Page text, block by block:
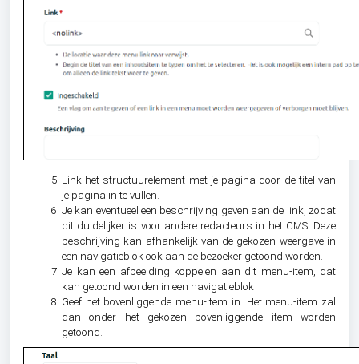
Link het structuurelement met je pagina door de titel van
je pagina in te vullen.
Je kan eventueel een beschrijving geven aan de link, zodat
dit duidelijker is voor andere redacteurs in het CMS. Deze
beschrijving kan afhankelijk van de gekozen weergave in
een navigatieblok ook aan de bezoeker getoond worden.
Je kan een afbeelding koppelen aan dit menu-item, dat
kan getoond worden in een navigatieblok
Geef het bovenliggende menu-item in. Het menu-item zal
dan onder het gekozen bovenliggende item worden
getoond.